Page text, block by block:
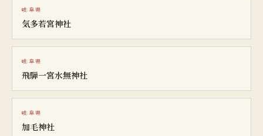
岐阜県
気多若宮神社
岐阜県
飛騨一宮水無神社
岐阜県
加毛神社